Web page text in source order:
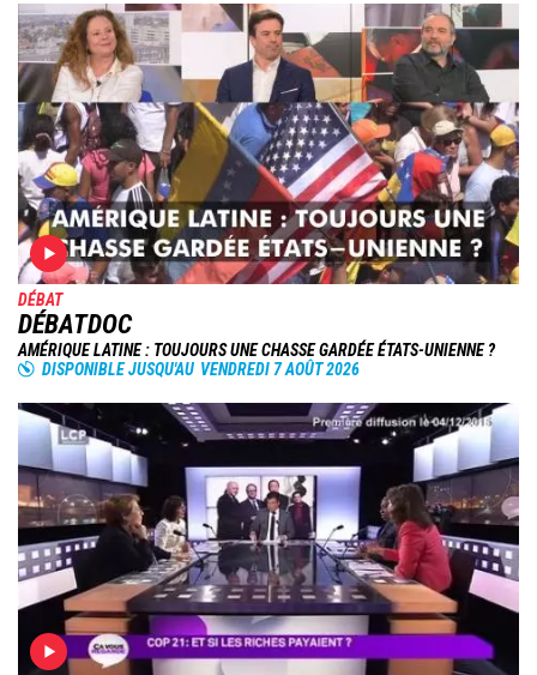
Image
DÉBAT
DÉBATDOC
AMÉRIQUE LATINE : TOUJOURS UNE CHASSE GARDÉE ÉTATS-UNIENNE ?
DISPONIBLE JUSQU'AU VENDREDI 7 AOÛT 2026